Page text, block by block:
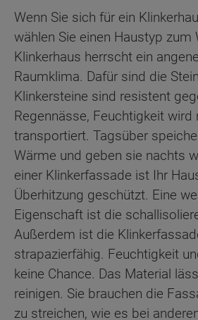
Wenn Sie sich für ein
wählen Sie einen Haustyp zum
Klinkerhaus herrscht ein
Raumklima. Dafür sind die
Klinkersteine sind resistent
Regennässe, Feuchtigkeit wird
transportiert. Tagsüber
Wärme und geben sie nachts
einer Klinkerfassade ist Ihr
Überhitzung geschützt. Eine
Eigenschaft ist die
Außerdem ist die
strapazierfähig. Feuchtigkeit
keine Chance. Das Material
reinigen. Sie brauchen die
zu streichen, wie es bei